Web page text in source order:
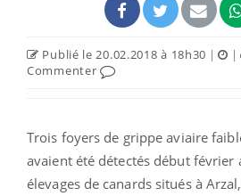
Publié le 20.02.2018 à 18h30 | |
Commenter
Trois foyers de grippe aviaire
avaient été détectés début février
élevages de canards situés à